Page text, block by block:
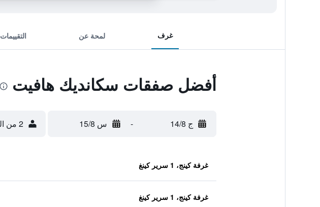
غرف لمحة عن التقييمات
أفضل صفقات سكانديك هافيت
ج 14/8 - س 15/8 2 من الضيوف، غرفة واحدة
غرفة كينج، 1 سرير كينغ
غرفة كينج، 1 سرير كينغ